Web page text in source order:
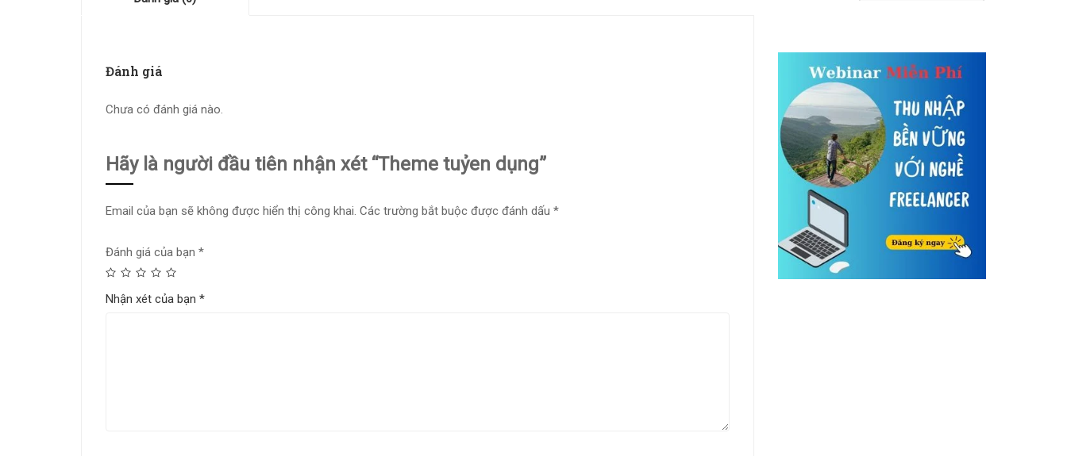
Đánh giá
Chưa có đánh giá nào.
Hãy là người đầu tiên nhận xét “Theme tuỷen dụng”
Email của bạn sẽ không được hiển thị công khai. Các trường bắt buộc được đánh dấu *
Đánh giá của bạn *
Nhận xét của bạn *